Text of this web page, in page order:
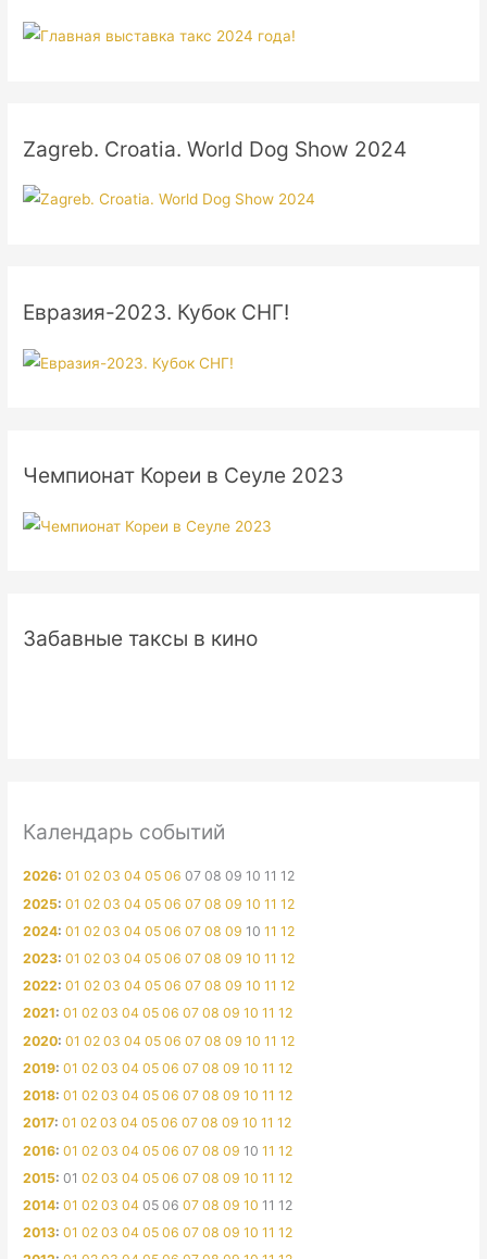
Zagreb. Croatia. World Dog Show 2024
Евразия-2023. Кубок СНГ!
Чемпионат Кореи в Сеуле 2023
Забавные таксы в кино
Календарь событий
2026:01 02 03 04 05 06 07 08 09 10 11 12
2025:01 02 03 04 05 06 07 08 09 10 11 12
2024:01 02 03 04 05 06 07 08 09 10 11 12
2023:01 02 03 04 05 06 07 08 09 10 11 12
2022:01 02 03 04 05 06 07 08 09 10 11 12
2021:01 02 03 04 05 06 07 08 09 10 11 12
2020:01 02 03 04 05 06 07 08 09 10 11 12
2019:01 02 03 04 05 06 07 08 09 10 11 12
2018:01 02 03 04 05 06 07 08 09 10 11 12
2017:01 02 03 04 05 06 07 08 09 10 11 12
2016:01 02 03 04 05 06 07 08 09 10 11 12
2015:01 02 03 04 05 06 07 08 09 10 11 12
2014:01 02 03 04 05 06 07 08 09 10 11 12
2013:01 02 03 04 05 06 07 08 09 10 11 12